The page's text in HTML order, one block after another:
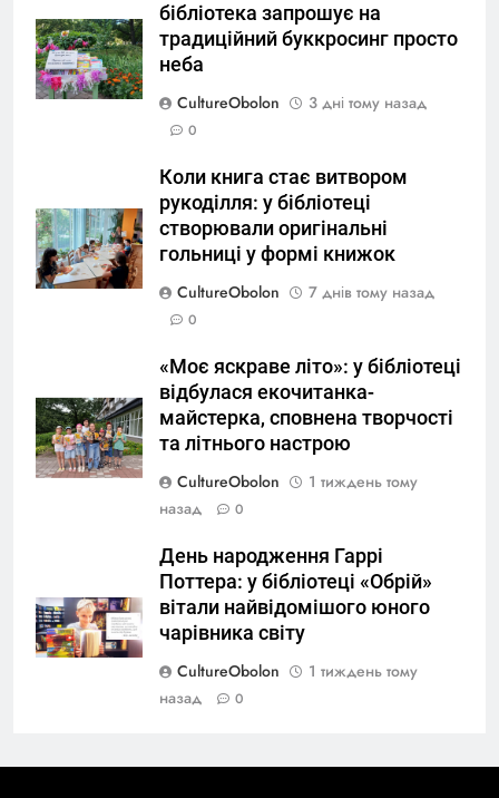
бібліотека запрошує на
традиційний буккросинг просто
неба
CultureObolon
3 дні тому назад
0
Коли книга стає витвором
рукоділля: у бібліотеці
створювали оригінальні
гольниці у формі книжок
CultureObolon
7 днів тому назад
0
«Моє яскраве літо»: у бібліотеці
відбулася екочитанка-
майстерка, сповнена творчості
та літнього настрою
CultureObolon
1 тиждень тому
назад
0
День народження Гаррі
Поттера: у бібліотеці «Обрій»
вітали найвідомішого юного
чарівника світу
CultureObolon
1 тиждень тому
назад
0